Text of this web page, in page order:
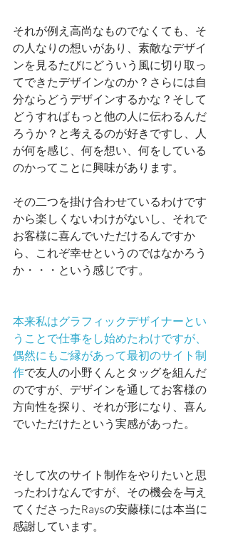
それが例え高尚なものでなくても、そ
の人なりの想いがあり、素敵なデザイ
ンを見るたびにどういう風に切り取っ
てできたデザインなのか？さらには自
分ならどうデザインするかな？そして
どうすればもっと他の人に伝わるんだ
ろうか？と考えるのが好きですし、人
が何を感じ、何を想い、何をしている
のかってことに興味があります。
その二つを掛け合わせているわけです
から楽しくないわけがないし、それで
お客様に喜んでいただけるんですか
ら、これぞ幸せというのではなかろう
か・・・という感じです。
本来私はグラフィックデザイナーとい
うことで仕事をし始めたわけですが、
偶然にもご縁があって最初のサイト制
作で友人の小野くんとタッグを組んだ
のですが、デザインを通してお客様の
方向性を探り、それが形になり、喜ん
でいただけたという実感があった。
そして次のサイト制作をやりたいと思
ったわけなんですが、その機会を与え
てくださったRaysの安藤様には本当に
感謝しています。